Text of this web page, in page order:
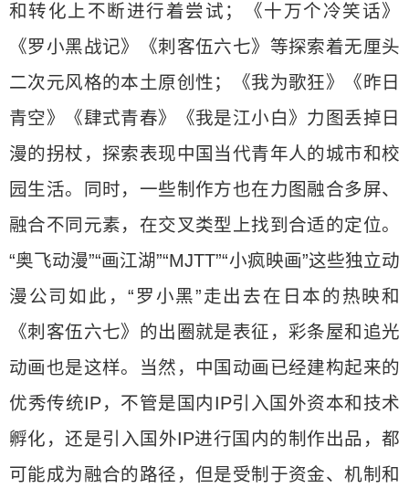
和转化上不断进行着尝试；《十万个冷笑话》
《罗小黑战记》《刺客伍六七》等探索着无厘头
二次元风格的本土原创性；《我为歌狂》《昨日
青空》《肆式青春》《我是江小白》力图丢掉日
漫的拐杖，探索表现中国当代青年人的城市和校
园生活。同时，一些制作方也在力图融合多屏、
融合不同元素，在交叉类型上找到合适的定位。
“奥飞动漫”“画江湖”“MJTT”“小疯映画”这些独立动
漫公司如此，“罗小黑”走出去在日本的热映和
《刺客伍六七》的出圈就是表征，彩条屋和追光
动画也是这样。当然，中国动画已经建构起来的
优秀传统IP，不管是国内IP引入国外资本和技术
孵化，还是引入国外IP进行国内的制作出品，都
可能成为融合的路径，但是受制于资金、机制和